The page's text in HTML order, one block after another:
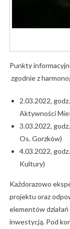
Punkty
zgodnie z
2.03.2022,
Aktywności
3.03.2022,
Os. Gorzków)
4.03.2022,
Kultury)
Każdorazowo
projektu oraz
elementów
inwestycją. Pod